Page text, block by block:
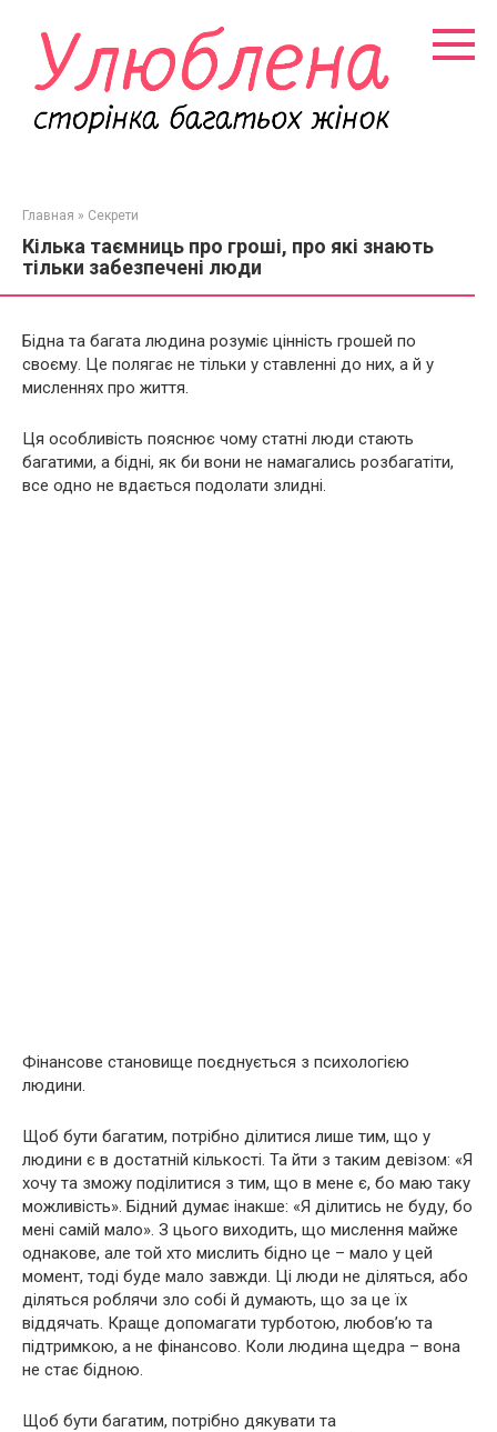
контенту
Главная » Секрети
Кілька таємниць про гроші, про які знають
тільки забезпечені люди
Бідна та багата людина розуміє цінність грошей по
своєму. Це полягає не тільки у ставленні до них, а й у
мисленнях про життя.
Ця особливість пояснює чому статні люди стають
багатими, а бідні, як би вони не намагались розбагатіти,
все одно не вдається подолати злидні.
Фінансове становище поєднується з психологією
людини.
Щоб бути багатим, потрібно ділитися лише тим, що у
людини є в достатній кількості. Та йти з таким девізом: «Я
хочу та зможу поділитися з тим, що в мене є, бо маю таку
можливість». Бідний думає інакше: «Я ділитись не буду, бо
мені самій мало». З цього виходить, що мислення майже
однакове, але той хто мислить бідно це – мало у цей
момент, тоді буде мало завжди. Ці люди не діляться, або
діляться роблячи зло собі й думають, що за це їх
віддячать. Краще допомагати турботою, любов’ю та
підтримкою, а не фінансово. Коли людина щедра – вона
не стає бідною.
Щоб бути багатим, потрібно дякувати та